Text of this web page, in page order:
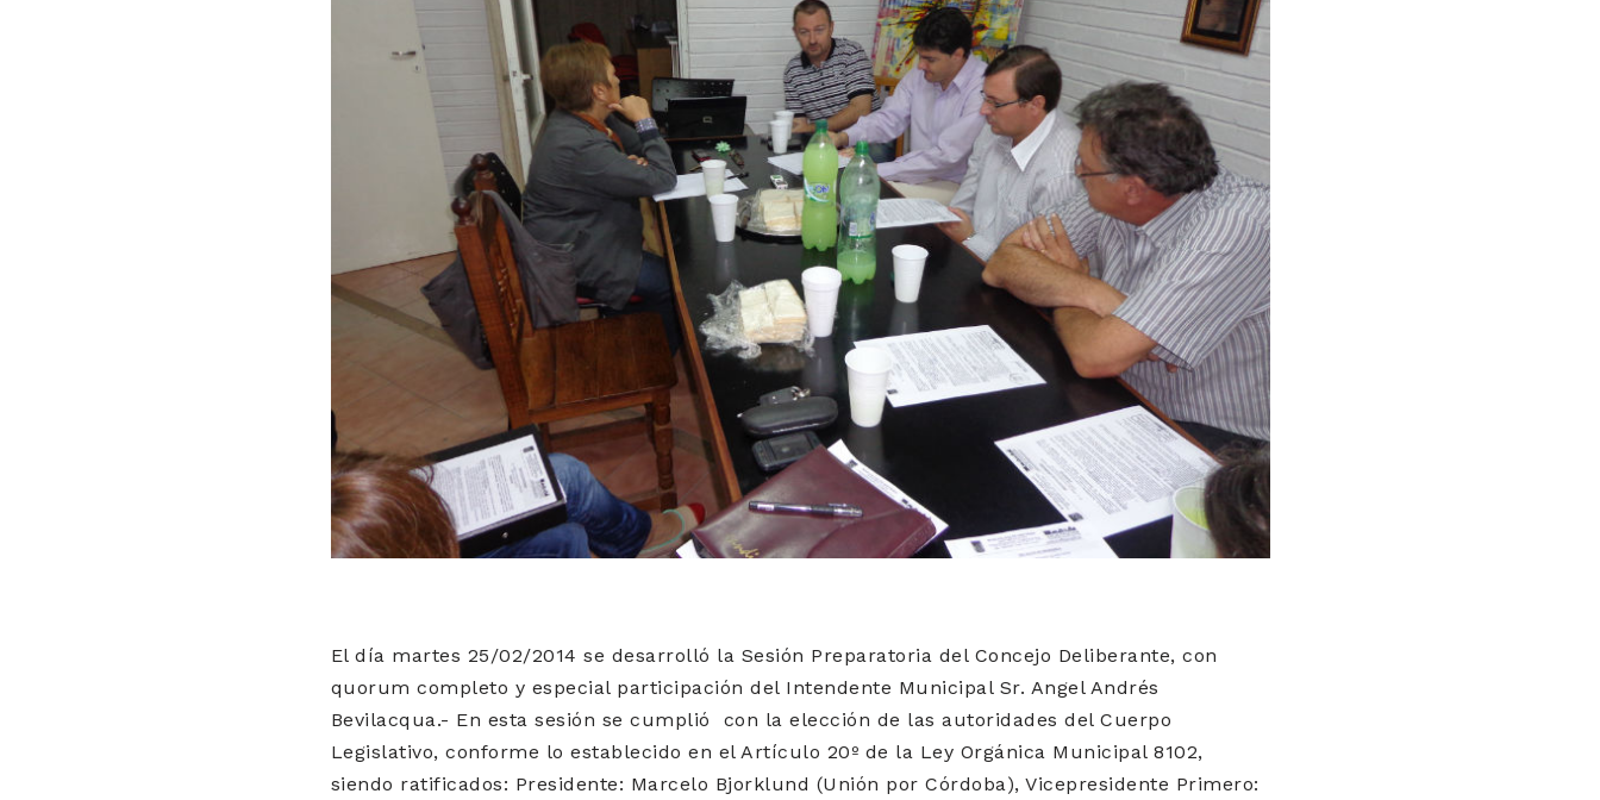
El día martes 25/02/2014 se desarrolló la Sesión Preparatoria del Concejo Deliberante, con
quorum completo y especial participación del Intendente Municipal Sr. Angel Andrés
Bevilacqua.- En esta sesión se cumplió con la elección de las autoridades del Cuerpo
Legislativo, conforme lo establecido en el Artículo 20º de la Ley Orgánica Municipal 8102,
siendo ratificados: Presidente: Marcelo Bjorklund (Unión por Córdoba), Vicepresidente Primero: